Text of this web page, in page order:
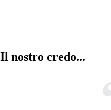
Il nostro credo...